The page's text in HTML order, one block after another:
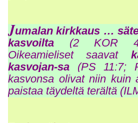
Jumalan kirkkaus …
kasvoilta (2 KOR
Oikeamieliset saavat
kasvojan-sa (PS 11:7;
kasvonsa olivat niin kuin
paistaa täydeltä terältä